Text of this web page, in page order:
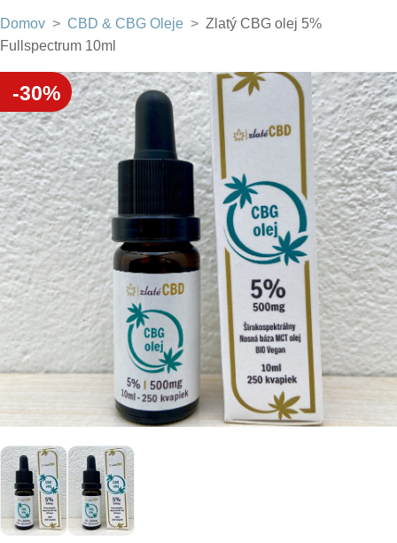
Domov > CBD & CBG Oleje > Zlatý CBG olej 5%
Fullspectrum 10ml
-30%